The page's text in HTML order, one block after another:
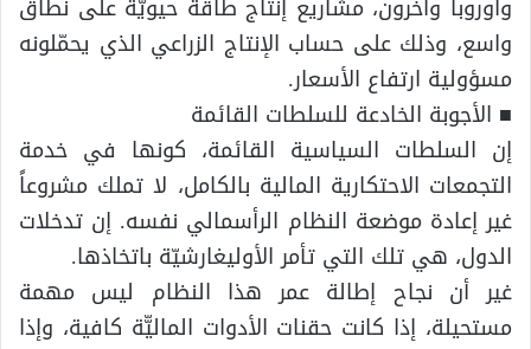
وأوروبا وآخرون، مشاريع إنتاج طاقة حيويّة على نطاق
واسع، وذلك على حساب الإنتاج الزراعي الذي يحمّلونه
مسؤولية ارتفاع الأسعار.
■ الأجوبة الخادعة للسلطات القائمة
إن السلطات السياسية القائمة، كونها في خدمة
التجمعات الاحتكارية المالية بالكامل، لا تملك مشروعاً
غير إعادة موضعة النظام الرأسمالي نفسه. إن تدخلات
الدول، هي تلك التي تأمر الأوليغارشيّة باتخاذها.
غير أن نجاح إطالة عمر هذا النظام ليس مهمة
مستحيلة، إذا كانت حقنات الأدوات الماليّّة كافية، وإذا